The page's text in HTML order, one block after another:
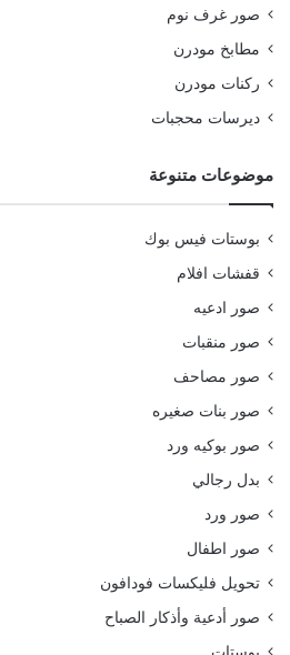
صور غرف نوم
مطابخ مودرن
ركنات مودرن
ديرسات محجبات
موضوعات متنوعة
بوستات فيس بوك
قفشات افلام
صور ادعيه
صور منقبات
صور مصاحف
صور بنات صغيره
صور بوكيه ورد
بدل رجالي
صور ورد
صور اطفال
تحويل فليكسات فودافون
صور أدعية وأذكار الصباح